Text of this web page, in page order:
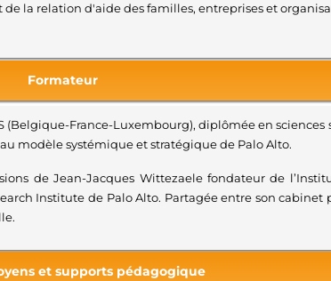
la relation d'aide des familles, entreprises et
Formateur
France-Luxembourg), diplômée en sciences
modèle systémique et stratégique de Palo Alto.
de Jean-Jacques Wittezaele fondateur de
Institute de Palo Alto. Partagée entre son
et supports pédagogique